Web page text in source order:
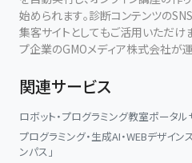
始められます。診断コンテンツの
集客サイトとしてもご活用いただけ
プ企業のGMOメディア株式会社が運
関連サービス
ロボット・プログラミング教室ポータル
プログラミング・生成AI・WEBデザイ
ンパス」